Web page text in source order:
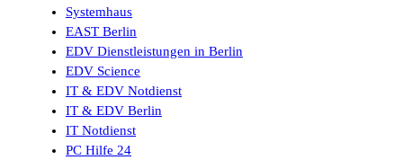
Systemhaus
EAST Berlin
EDV Dienstleistungen in Berlin
EDV Science
IT & EDV Notdienst
IT & EDV Berlin
IT Notdienst
PC Hilfe 24